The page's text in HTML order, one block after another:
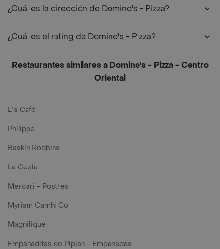
¿Cuál es la dirección de Domino's - Pizza?
¿Cuál es el rating de Domino's - Pizza?
Restaurantes similares a Domino's - Pizza - Centro
Oriental
L´s Café
Philippe
Baskin Robbins
La Cesta
Mercari - Postres
Myriam Camhi Co
Magnifique
Empanaditas de Pipian - Empanadas